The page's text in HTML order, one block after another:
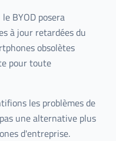
BYOD posera
à jour retardées du
obsolètes
pour toute
les problèmes de
une alternative plus
d'entreprise.